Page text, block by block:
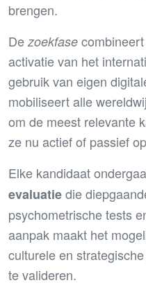
brengen.
Dezoekfase
activatie van het
gebruik van eigen
mobiliseert alle
om de meest relevante
ze nu actief of passief
Elke kandidaat
evaluatiedie
psychometrische tests
aanpak maakt het
culturele en
te valideren.